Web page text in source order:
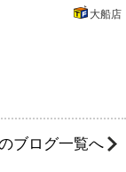
大船店
ブログ一覧へ